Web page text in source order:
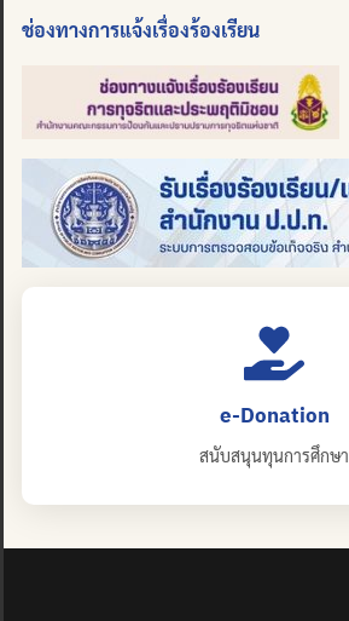
ช่องทางการแจ้งเรื่องร้องเรียน
e-Donation
สนับสนุนทุนการศึกษา